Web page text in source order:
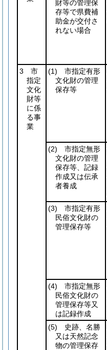
財等の管理保
存等で県費補
助金が交付さ
れない場合
3 市
指定
文化
財等
に係
る事
業
(1) 市指定有形
文化財の管理
保存等
(2) 市指定無形
文化財の管理
保存等、記録
作成又は伝承
者養成
(3) 市指定有形
民俗文化財の
管理保存等
(4) 市指定無形
民俗文化財の
管理保存等又
は記録作成
(5) 史跡、名勝
又は天然記念
物の管理保存